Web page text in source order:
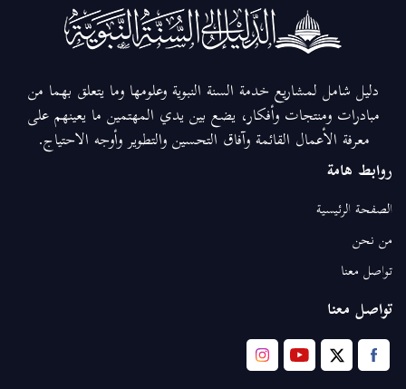
دليل شامل لمشاريع خدمة السنة النبوية وعلومها وما يتعلق بهما من
مبادرات ومنتجات وأفكار، يضع بين يدي المهتمين ما يعينهم على
معرفة الأعمال القائمة وآفاق التحسين والتطوير وأوجه الاحتياج.
روابط هامة
الصفحة الرئيسية
من نحن
تواصل معنا
تواصل معنا